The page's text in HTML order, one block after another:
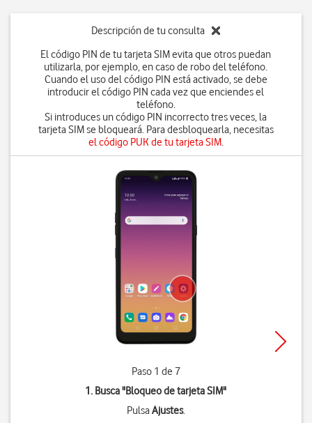
Descripción de tu consulta
El código PIN de tu tarjeta SIM evita que otros puedan
utilizarla, por ejemplo, en caso de robo del teléfono.
Cuando el uso del código PIN está activado, se debe
introducir el código PIN cada vez que enciendes el
teléfono.
Si introduces un código PIN incorrecto tres veces, la
tarjeta SIM se bloqueará. Para desbloquearla, necesitas
el código PUK de tu tarjeta SIM.
Paso 1 de 7
1. Busca "Bloqueo de tarjeta SIM"
PulsaAjustes.